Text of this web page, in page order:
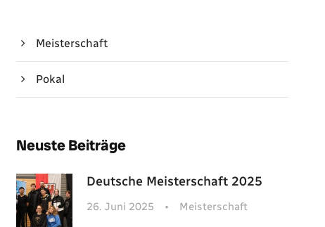
Meisterschaft
Pokal
Neuste Beiträge
Deutsche Meisterschaft 2025
26. Juni 2025 • Meisterschaft